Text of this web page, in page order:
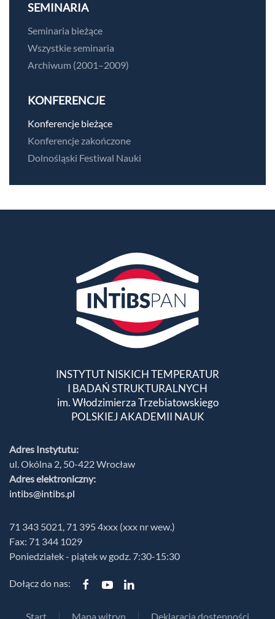
SEMINARIA
Seminaria bieżące
Wszystkie seminaria
Archiwum (2001–2009)
KONFERENCJE
Konferencje bieżące
Konferencje zakończone
Dolnośląski Festiwal Nauki
INSTYTUT NISKICH TEMPERATUR
I BADAŃ STRUKTURALNYCH
im. Włodzimierza Trzebiatowskiego
POLSKIEJ AKADEMII NAUK
Adres Instytutu:
ul. Okólna 2, 50-422 Wrocław
Adres elektroniczny:
intibs@intibs.pl
71 343 5021, 71 395 4xxx (xxx nr wew.)
Fax: 71 344 1029
Poniedziałek - piątek w godz. 7:30-15:30
Dołącz do nas:
Start Mapa witryn Deklaracja dostępności